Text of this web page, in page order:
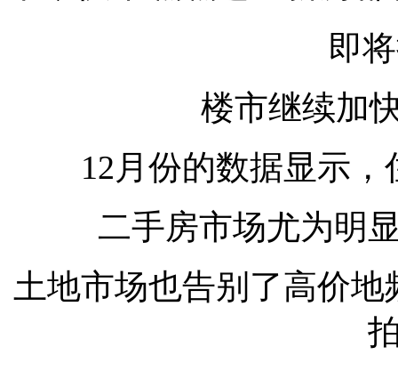
即
楼市继续加
12月份的数据显示
二手房市场尤为明
土地市场也告别了高价